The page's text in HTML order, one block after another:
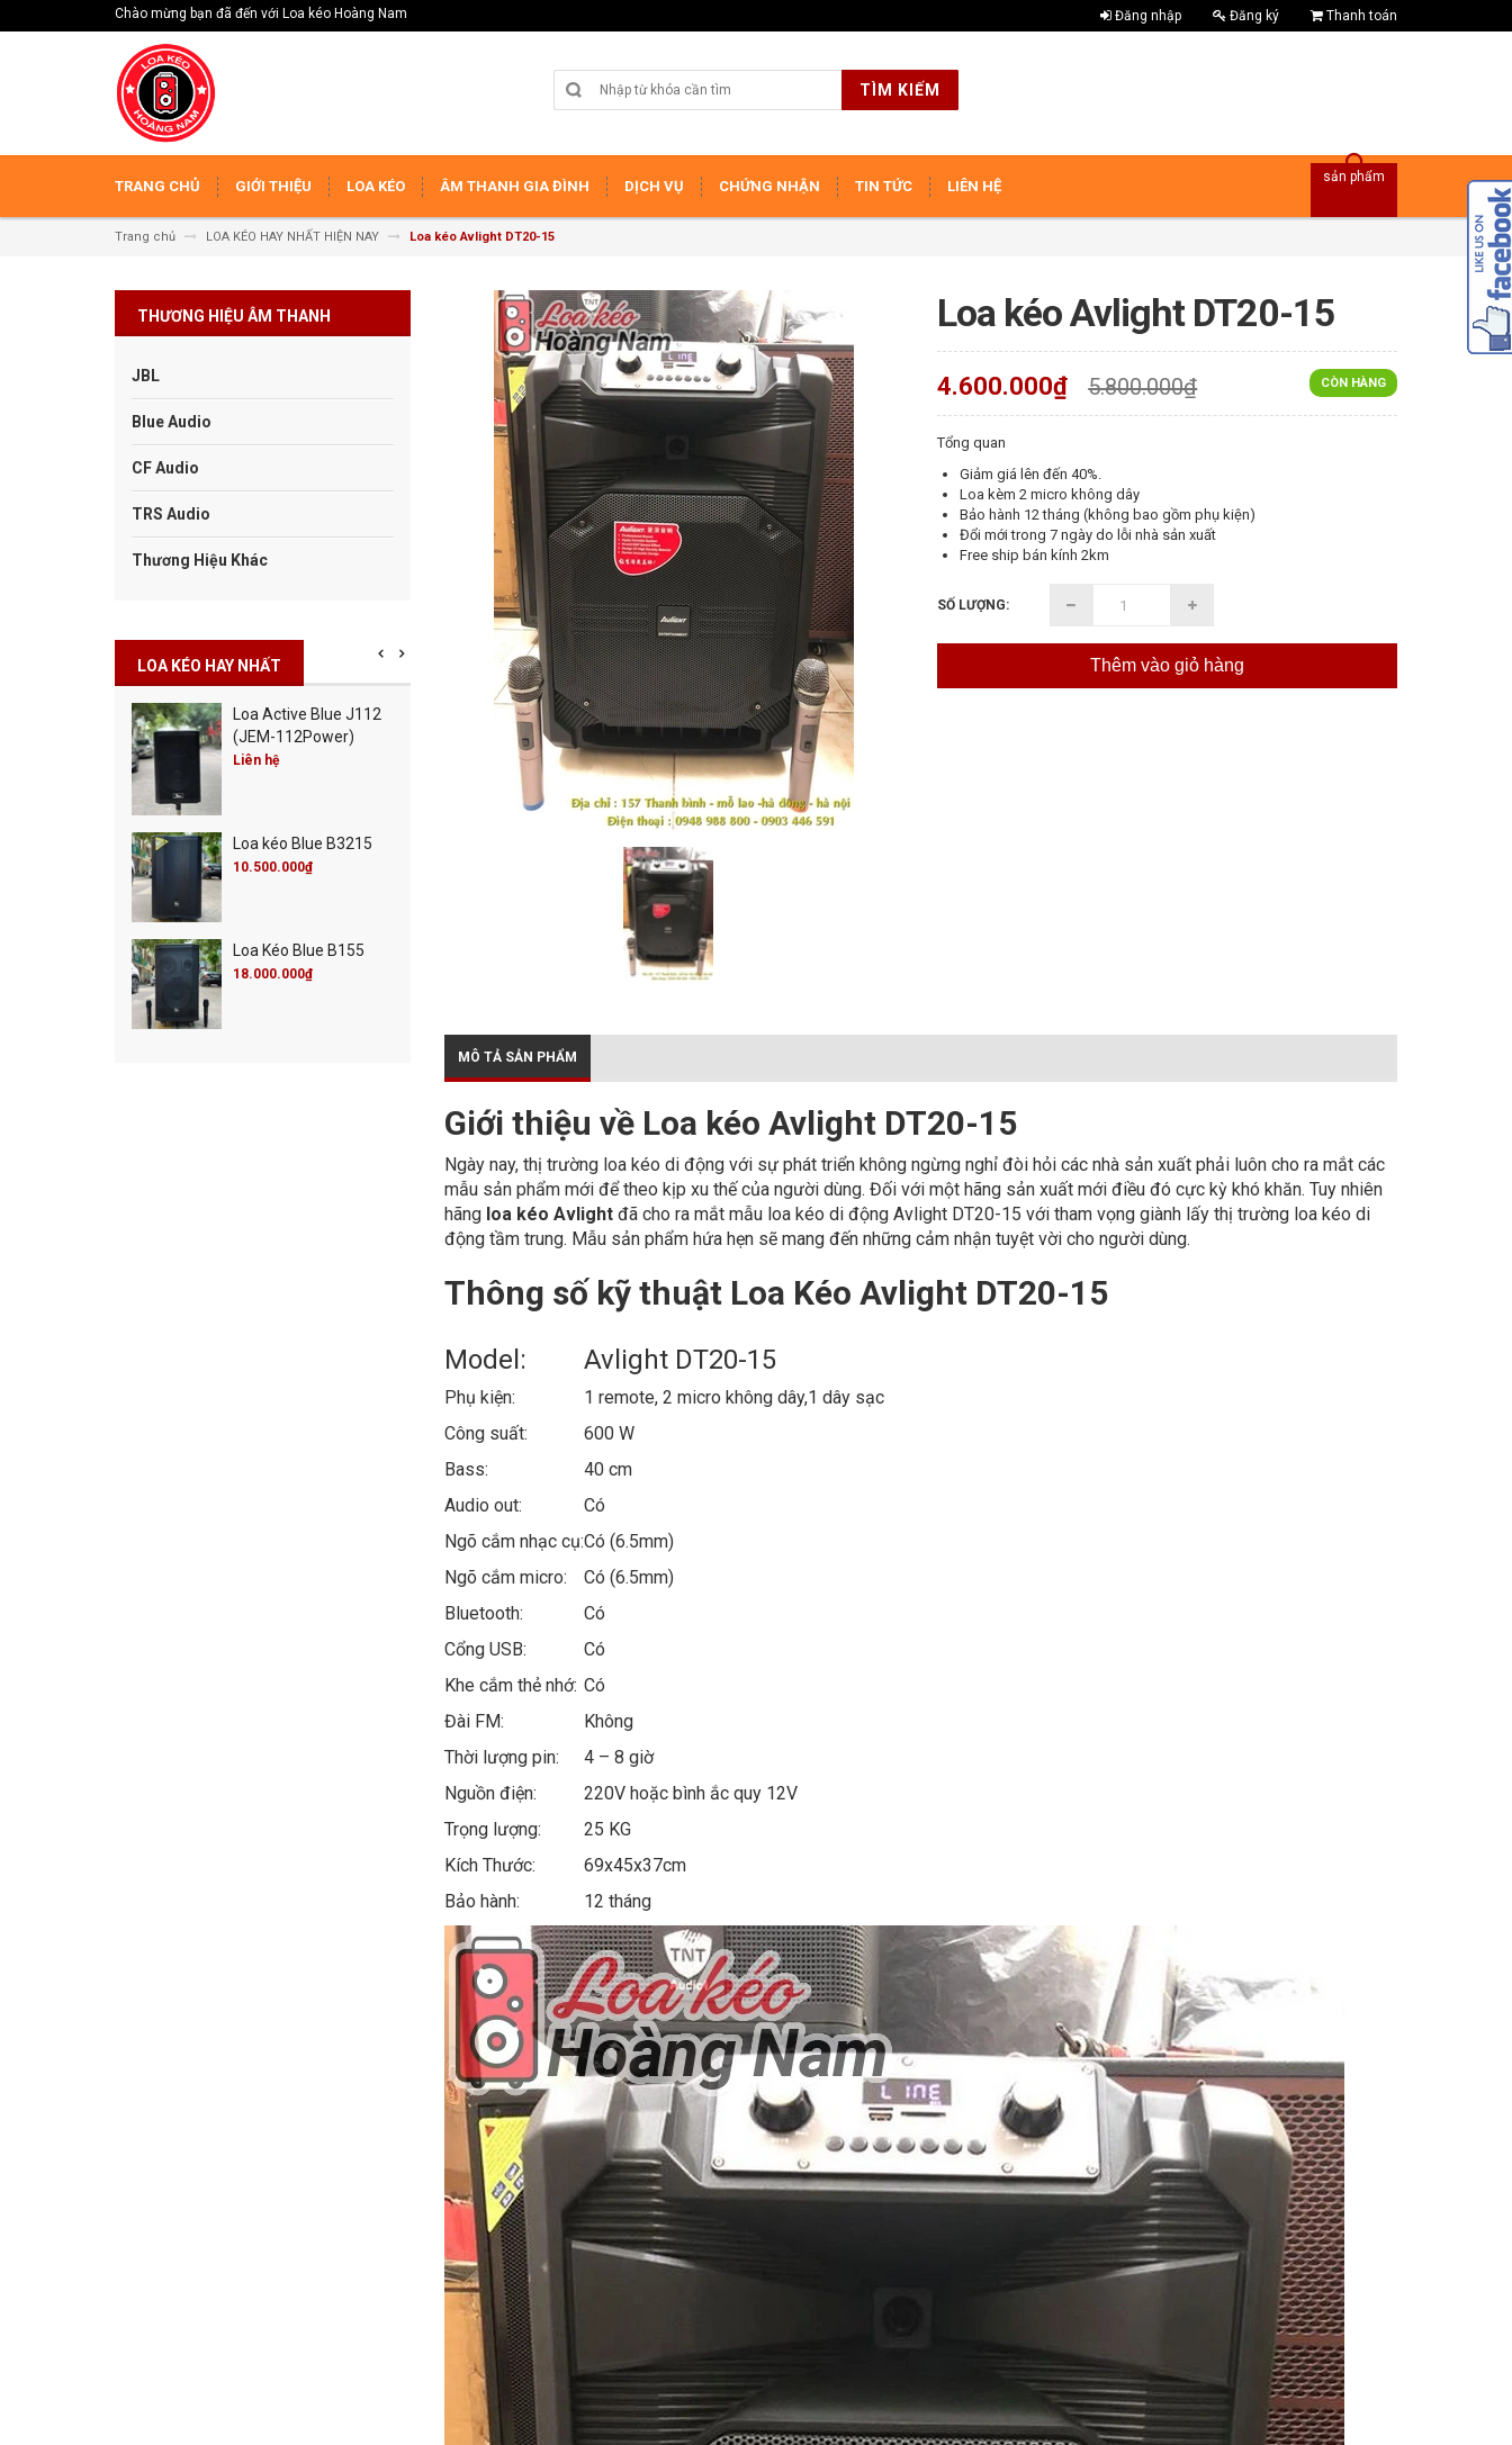
Chào mừng bạn đã đến với Loa kéo Hoàng Nam Đăng nhập Đăng ký Thanh toán
TÌM KIẾM
TRANG CHỦ GIỚI THIỆU LOA KÉO ÂM THANH GIA ĐÌNH DỊCH VỤ CHỨNG NHẬN TIN TỨC LIÊN HỆ
sản phẩm
Trang chủ LOA KÉO HAY NHẤT HIỆN NAY Loa kéo Avlight DT20-15
Loa kéo Avlight DT20-15
CÒN HÀNG
4.600.000₫ 5.800.000₫
Tổng quan
Giảm giá lên đến 40%.
Loa kèm 2 micro không dây
Bảo hành 12 tháng (không bao gồm phụ kiện)
Đổi mới trong 7 ngày do lỗi nhà sản xuất
Free ship bán kính 2km
SỐ LƯỢNG:
Thêm vào giỏ hàng
MÔ TẢ SẢN PHẨM
Giới thiệu về Loa kéo Avlight DT20-15
Ngày nay, thị trường loa kéo di động với sự phát triển không ngừng nghỉ đòi hỏi các nhà sản xuất phải luôn cho ra mắt các
mẫu sản phẩm mới để theo kịp xu thế của người dùng. Đối với một hãng sản xuất mới điều đó cực kỳ khó khăn. Tuy nhiên
hãng loa kéo Avlightđã cho ra mắt mẫu loa kéo di động Avlight DT20-15 với tham vọng giành lấy thị trường loa kéo di
động tầm trung. Mẫu sản phẩm hứa hẹn sẽ mang đến những cảm nhận tuyệt vời cho người dùng.
Thông số kỹ thuật Loa Kéo Avlight DT20-15
Model: Avlight DT20-15
Phụ kiện:
1 remote, 2 micro không dây,1 dây sạc
Công suất:
600 W
Bass:
40 cm
Audio out:
Có
Ngõ cắm nhạc cụ:Có (6.5mm)
Ngõ cắm micro:
Có (6.5mm)
Bluetooth:
Có
Cổng USB:
Có
Khe cắm thẻ nhớ: Có
Đài FM:
Không
Thời lượng pin:
4 – 8 giờ
Nguồn điện:
220V hoặc bình ắc quy 12V
Trọng lượng:
25 KG
Kích Thước:
69x45x37cm
Bảo hành:
12 tháng
THƯƠNG HIỆU ÂM THANH
JBL
Blue Audio
CF Audio
TRS Audio
Thương Hiệu Khác
LOA KÉO HAY NHẤT
Loa Active Blue J112
(JEM-112Power)
Liên hệ
Loa kéo Blue B3215
10.500.000₫
Loa Kéo Blue B155
18.000.000₫